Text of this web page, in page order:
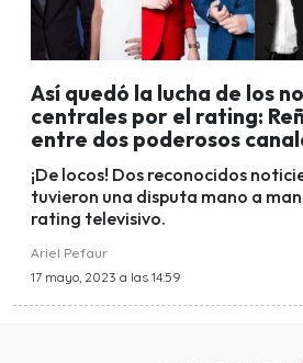
Así quedó la lucha de los
centrales por el rating:
entre dos poderosos
¡De locos! Dos reconocidos
tuvieron una disputa mano a
rating televisivo.
Ariel Pefaur
17 mayo, 2023 a las 14:59